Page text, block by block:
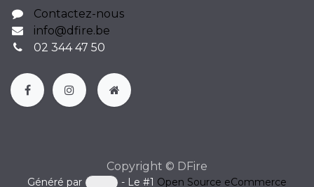
Contactez-nous
info@dfire.be
02 344 47 50
Copyright © DFire
Généré par - Le #1 Open Source eCommerce